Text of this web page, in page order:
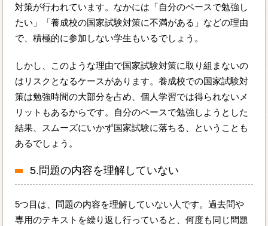
対策が行われています。なかには「自分のペースで勉強し
たい」「養成校の国家試験対策に不満がある」などの理由
で、積極的に参加しない学生もいるでしょう。
しかし、このような理由で国家試験対策に取り組まないの
はリスクとなるケースがあります。養成校での国家試験対
策は勉強時間の大部分を占め、個人学習では得られないメ
リットもあるからです。自分のペースで勉強しようとした
結果、スムーズにいかず国家試験に落ちる、ということも
あるでしょう。
5.問題の内容を理解していない
5つ目は、問題の内容を理解していない人です。過去問や
専用のテキストを繰り返し行っていると、何度も同じ問題